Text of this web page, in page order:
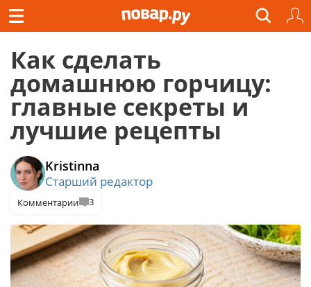
Как сделать
домашнюю горчицу:
главные секреты и
лучшие рецепты
Kristinna
Старший редактор
Комментарии 3